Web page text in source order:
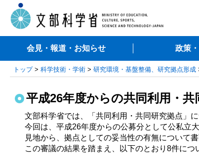
会見・報道・お知らせ 政策
トップ> 科学技術・学術 > 研究環境・基盤整備、研究拠点形成
平成26年度からの共同利用・
文部科学省では、「共同利用・共同研究拠点」
今回は、平成26年度からの公募分として公私立
見地から、拠点としての妥当性の有無について
この審議の結果を踏まえ、以下のとおり8件に